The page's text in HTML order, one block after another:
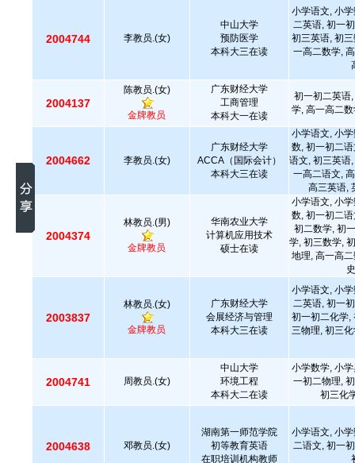
2004744 李教员.(女)
中山大学
预防医学
本科大三在读
小学语文, 小
二英语, 初一
初三英语, 初
一高二数学,
2004137
陈教员.(女)
金牌教员
广东财经大学
工商管理
本科大一在读
初一初二英语
学, 高一高二
2004662 李教员.(女)
广东财经大学
ACCA（国际会计）
本科大三在读
小学语文, 小
数, 初一初二
语文, 初三英语
一高二语文,
高三英语,
2004374
林教员.(男)
金牌教员
华南农业大学
计算机应用技术
硕士在读
小学语文, 小
数, 初一初二
初二数学, 初
学, 初三数学,
地理, 高一高
2003837
林教员.(女)
金牌教员
广东财经大学
会展经济与管理
本科大三在读
小学语文, 小
二英语, 初一
初一初二化学,
三物理, 初三
2004741 周教员.(女)
中山大学
环境工程
本科大二在读
小学数学, 小
一初二物理,
初三化
2004638 邓教员.(女)
湖南第一师范学院
初等教育英语
在职培训机构教师
小学语文, 小
二语文, 初一